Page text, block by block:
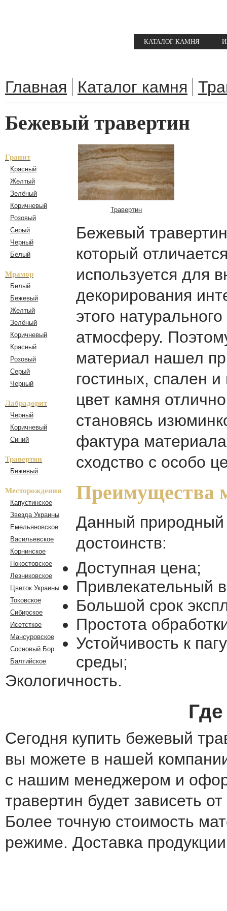
КАТАЛОГ КАМНЯ
Главная Каталог камня
Бежевый травертин
Гранит
Красный
Желтый
Зелёный
Коричневый
Розовый
Серый
Черный
Белый
Мрамор
Белый
Бежевый
Желтый
Зелёный
Коричневый
Красный
Розовый
Серый
Черный
Лабрадорит
Черный
Коричневый
Синий
Травертин
Бежевый
Месторождения
Капустинское
Звезда Украины
Емельяновское
Васильевское
Корнинское
Покостовское
Лезниковское
Цветок Украины
Токовское
Сибирское
Исетсткое
Мансуровское
Сосновый Бор
Балтийское
Травертин
Бежевый
который
используется для
декорирования
этого
атмосферу.
материал нашел
гостиных, спален
цвет камня
становясь
фактура
сходство с особо
Преимущества
Данный природный
достоинств:
Доступная цена;
Привлекательный
Большой срок
Простота
Устойчивость к
среды;
Экологичность.
Сегодня купить бежевый
вы можете в нашей
с нашим менеджером и
травертин будет зависеть
Более точную стоимость
режиме. Доставка